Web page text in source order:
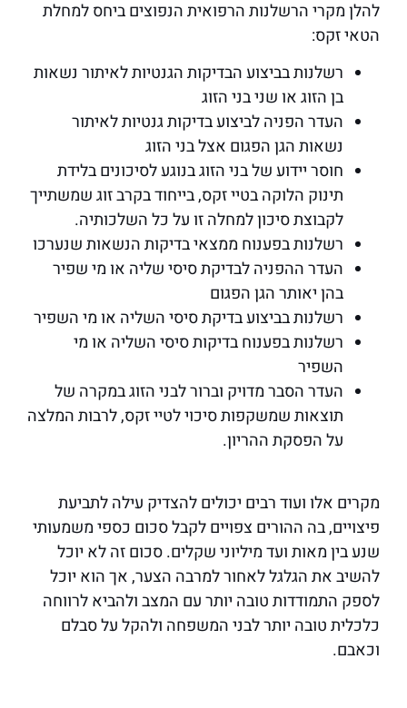
להלן מקרי הרשלנות הרפואית הנפוצים ביחס למחלת
הטאי זקס:
רשלנות בביצוע הבדיקות הגנטיות לאיתור נשאות
בן הזוג או שני בני הזוג
העדר הפניה לביצוע בדיקות גנטיות לאיתור
נשאות הגן הפגום אצל בני הזוג
חוסר יידוע של בני הזוג בנוגע לסיכונים בלידת
תינוק הלוקה בטיי זקס, בייחוד בקרב זוג שמשתייך
לקבוצת סיכון למחלה זו על כל השלכותיה.
רשלנות בפענוח ממצאי בדיקות הנשאות שנערכו
העדר ההפניה לבדיקת סיסי שליה או מי שפיר
בהן יאותר הגן הפגום
רשלנות בביצוע בדיקת סיסי השליה או מי השפיר
רשלנות בפענוח בדיקות סיסי השליה או מי
השפיר
העדר הסבר מדויק וברור לבני הזוג במקרה של
תוצאות שמשקפות סיכוי לטיי זקס, לרבות המלצה
על הפסקת ההריון.
מקרים אלו ועוד רבים יכולים להצדיק עילה לתביעת
פיצויים, בה ההורים צפויים לקבל סכום כספי משמעותי
שנע בין מאות ועד מיליוני שקלים. סכום זה לא יוכל
להשיב את הגלגל לאחור למרבה הצער, אך הוא יוכל
לספק התמודדות טובה יותר עם המצב ולהביא לרווחה
כלכלית טובה יותר לבני המשפחה ולהקל על סבלם
וכאבם.